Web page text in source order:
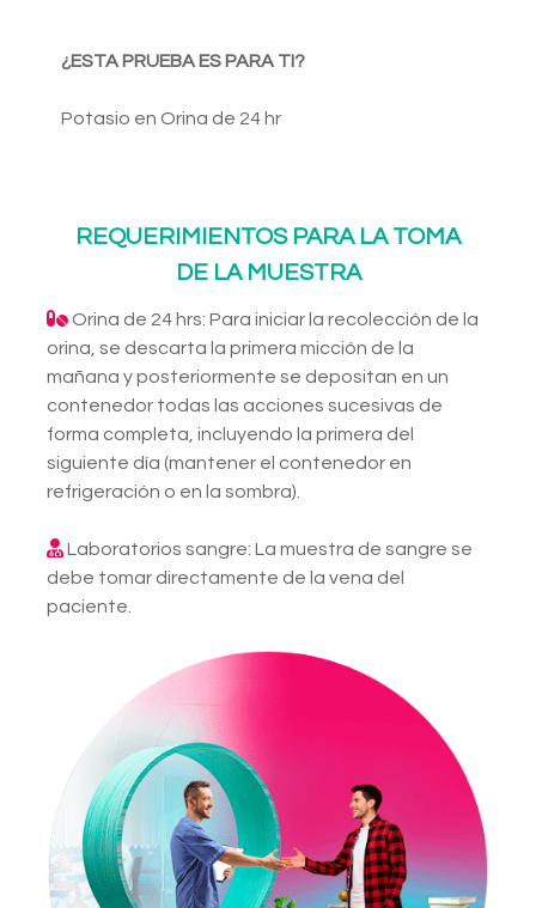
¿ESTA PRUEBA ES PARA TI?
Potasio en Orina de 24 hr
REQUERIMIENTOS PARA LA TOMA
DE LA MUESTRA
Orina de 24 hrs: Para iniciar la recolección de la
orina, se descarta la primera micción de la
mañana y posteriormente se depositan en un
contenedor todas las acciones sucesivas de
forma completa, incluyendo la primera del
siguiente día (mantener el contenedor en
refrigeración o en la sombra).
Laboratorios sangre: La muestra de sangre se
debe tomar directamente de la vena del
paciente.